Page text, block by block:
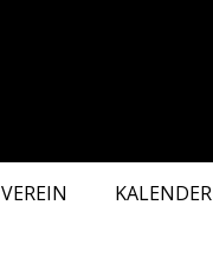
VEREIN KALENDER